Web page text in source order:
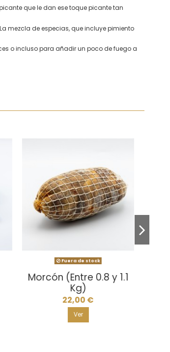
que le dan ese toque picante tan
mezcla de especias, que incluye pimiento
o incluso para añadir un poco de fuego a
Salchichón primera
11,00 €
Añadir al carrito